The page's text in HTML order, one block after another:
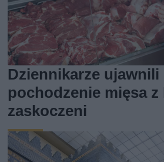
Dziennikarze ujawnili
pochodzenie mięsa
zaskoczeni